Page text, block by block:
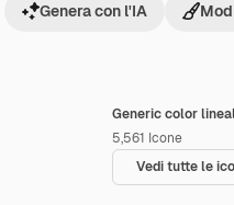
Generic color
5,561 Icone
Vedi tutte le
Genera con l'IA